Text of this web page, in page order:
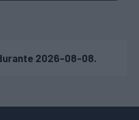
2026-08-08.